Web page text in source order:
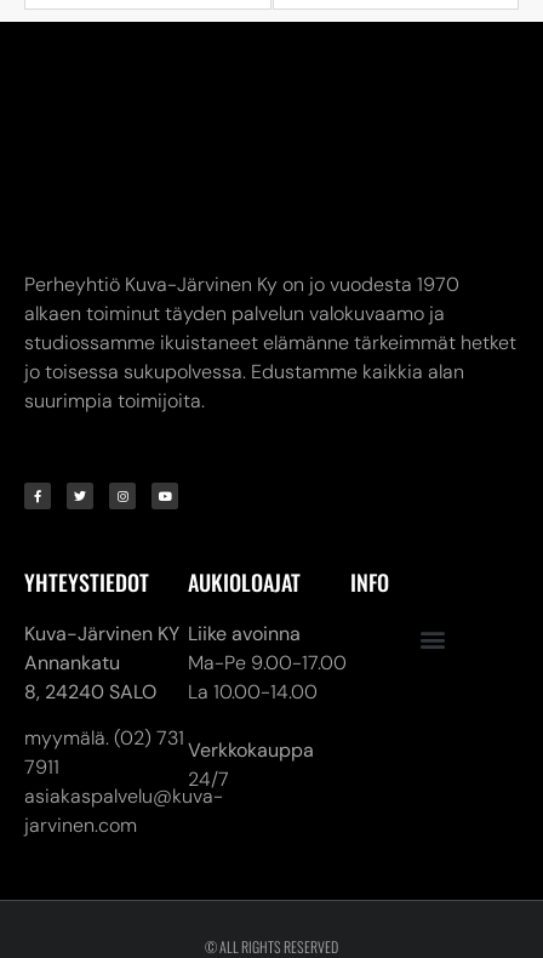
Perheyhtiö Kuva-Järvinen Ky on jo vuodesta 1970
alkaen toiminut täyden palvelun valokuvaamo ja
studiossamme ikuistaneet elämänne tärkeimmät hetket
jo toisessa sukupolvessa. Edustamme kaikkia alan
suurimpia toimijoita.
YHTEYSTIEDOT
Kuva-Järvinen KY
Annankatu
8, 24240 SALO
myymälä. (02) 731
7911
asiakaspalvelu@kuva-
jarvinen.com
AUKIOLOAJAT
Liike avoinna
Ma-Pe 9.00-17.00
La 10.00-14.00
Verkkokauppa
24/7
INFO
© ALL RIGHTS RESERVED